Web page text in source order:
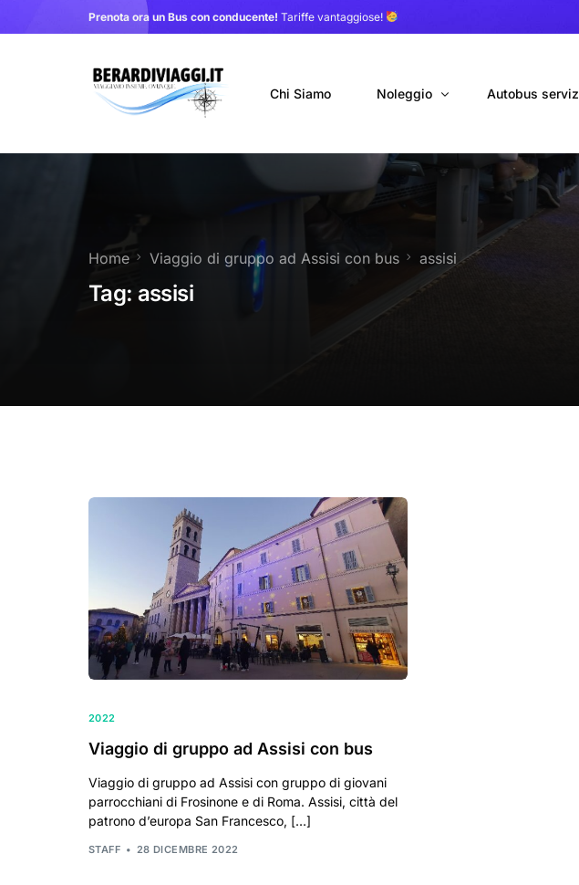
Prenota ora un Bus con conducente! Tariffe vantaggiose!
Chi Siamo Noleggio
Autobus con conducente
Noleggio autobus Tour organizzati
Noleggio 9 Posti Online
Autobus
Navetta
Navetta
Home Viaggio di gruppo ad Assisi con bus assisi
Tag: assisi
2022
Viaggio di gruppo ad Assisi con bus
Viaggio di gruppo ad Assisi con gruppo di giovani
parrocchiani di Frosinone e di Roma. Assisi, città del
patrono d’europa San Francesco, […]
STAFF 28 DICEMBRE 2022